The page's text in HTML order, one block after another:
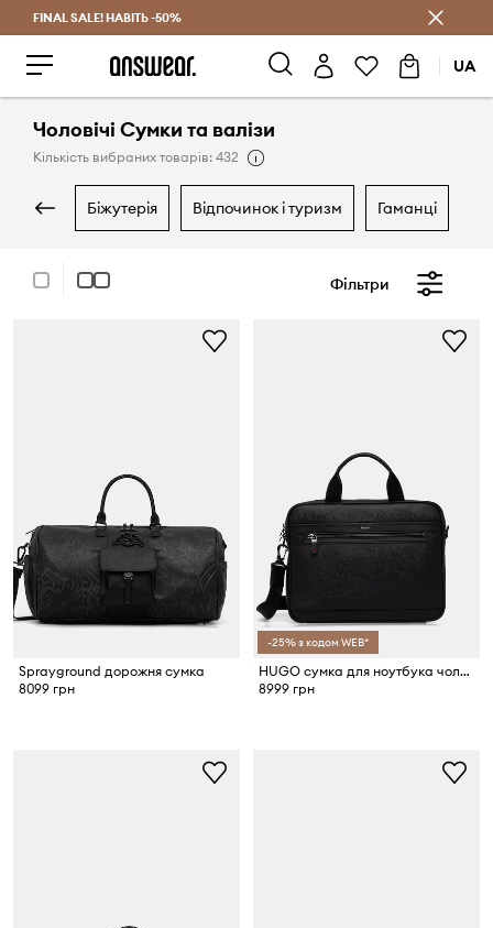
Заощаджуй з Answear Club
FINAL SALE! НАВІТЬ -50%
UA
Чоловічі Сумки та валізи
Кількість вибраних товарів: 432
біжутерія відпочинок і туризм гаманці
Фільтри
Sprayground дорожня сумка
8099 грн
-25% з кодом WEB*
HUGO сумка для ноутбука чоловіча HUKE_DOC CASE
8999 грн